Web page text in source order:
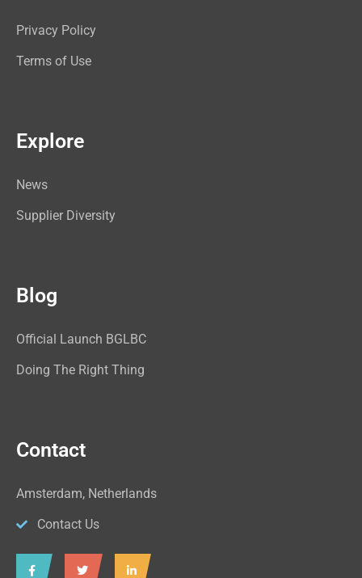
Privacy Policy
Terms of Use
Explore
News
Supplier Diversity
Blog
Official Launch BGLBC
Doing The Right Thing
Contact
Amsterdam, Netherlands
Contact Us